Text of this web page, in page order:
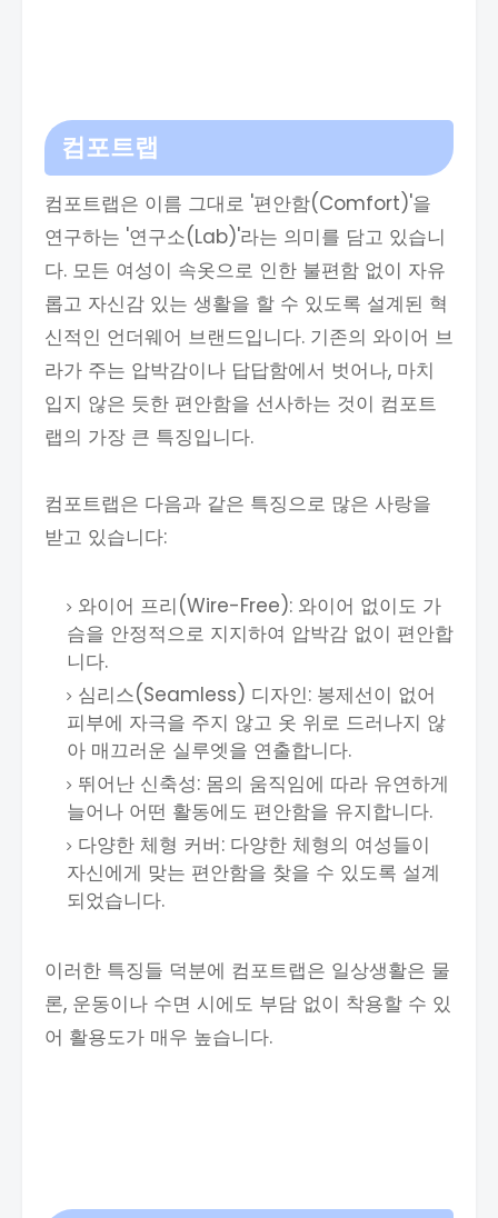
컴포트랩
컴포트랩은 이름 그대로 '편안함(Comfort)'을
연구하는 '연구소(Lab)'라는 의미를 담고 있습니
다. 모든 여성이 속옷으로 인한 불편함 없이 자유
롭고 자신감 있는 생활을 할 수 있도록 설계된 혁
신적인 언더웨어 브랜드입니다. 기존의 와이어 브
라가 주는 압박감이나 답답함에서 벗어나, 마치
입지 않은 듯한 편안함을 선사하는 것이 컴포트
랩의 가장 큰 특징입니다.
컴포트랩은 다음과 같은 특징으로 많은 사랑을
받고 있습니다:
와이어 프리(Wire-Free): 와이어 없이도 가
슴을 안정적으로 지지하여 압박감 없이 편안합
니다.
심리스(Seamless) 디자인: 봉제선이 없어
피부에 자극을 주지 않고 옷 위로 드러나지 않
아 매끄러운 실루엣을 연출합니다.
뛰어난 신축성: 몸의 움직임에 따라 유연하게
늘어나 어떤 활동에도 편안함을 유지합니다.
다양한 체형 커버: 다양한 체형의 여성들이
자신에게 맞는 편안함을 찾을 수 있도록 설계
되었습니다.
이러한 특징들 덕분에 컴포트랩은 일상생활은 물
론, 운동이나 수면 시에도 부담 없이 착용할 수 있
어 활용도가 매우 높습니다.